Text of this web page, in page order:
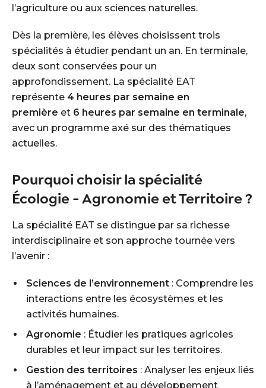
l’agriculture ou aux sciences naturelles.
Dès la première, les élèves choisissent trois
spécialités à étudier pendant un an. En terminale,
deux sont conservées pour un
approfondissement. La spécialité EAT
représente 4 heures par semaine en
première et 6 heures par semaine en terminale,
avec un programme axé sur des thématiques
actuelles.
Pourquoi choisir la spécialité
Écologie - Agronomie et Territoire ?
La spécialité EAT se distingue par sa richesse
interdisciplinaire et son approche tournée vers
l’avenir :
Sciences de l’environnement : Comprendre les
interactions entre les écosystèmes et les
activités humaines.
Agronomie : Étudier les pratiques agricoles
durables et leur impact sur les territoires.
Gestion des territoires : Analyser les enjeux liés
à l’aménagement et au développement